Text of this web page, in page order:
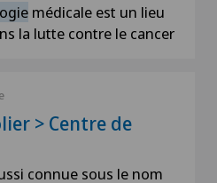
médicale est un lieu
la lutte contre le cancer
> Centre de
connue sous le nom